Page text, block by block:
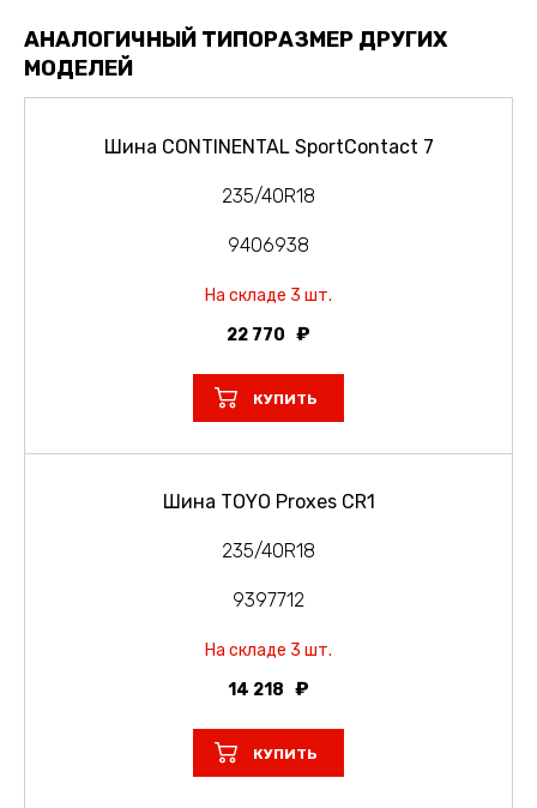
АНАЛОГИЧНЫЙ ТИПОРАЗМЕР ДРУГИХ
МОДЕЛЕЙ
Шина CONTINENTAL SportContact 7
235/40R18
9406938
На складе 3 шт.
22 770
КУПИТЬ
Шина TOYO Proxes CR1
235/40R18
9397712
На складе 3 шт.
14 218
КУПИТЬ